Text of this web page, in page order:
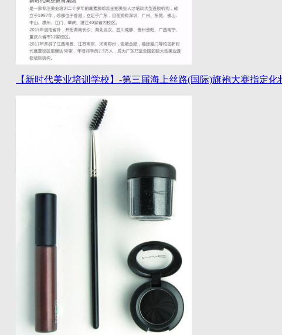
【新时代美业培训学校】-第三届海上丝路(国际)旗袍大赛指定化